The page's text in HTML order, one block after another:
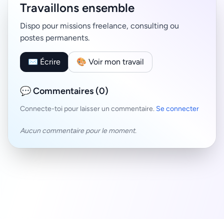
Travaillons ensemble
Dispo pour missions freelance, consulting ou
postes permanents.
✉️ Écrire 🎨 Voir mon travail
💬 Commentaires (0)
Connecte-toi pour laisser un commentaire. Se connecter
Aucun commentaire pour le moment.